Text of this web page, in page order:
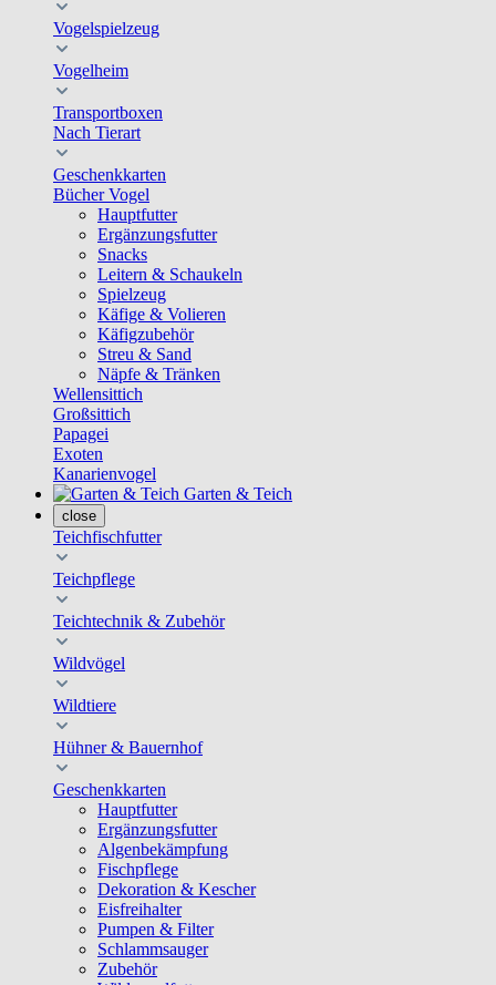
Vogelspielzeug
Vogelheim
Transportboxen
Nach Tierart
Geschenkkarten
Bücher Vogel
Hauptfutter
Ergänzungsfutter
Snacks
Leitern & Schaukeln
Spielzeug
Käfige & Volieren
Käfigzubehör
Streu & Sand
Näpfe & Tränken
Wellensittich
Großsittich
Papagei
Exoten
Kanarienvogel
Garten & Teich
close
Teichfischfutter
Teichpflege
Teichtechnik & Zubehör
Wildvögel
Wildtiere
Hühner & Bauernhof
Geschenkkarten
Hauptfutter
Ergänzungsfutter
Algenbekämpfung
Fischpflege
Dekoration & Kescher
Eisfreihalter
Pumpen & Filter
Schlammsauger
Zubehör